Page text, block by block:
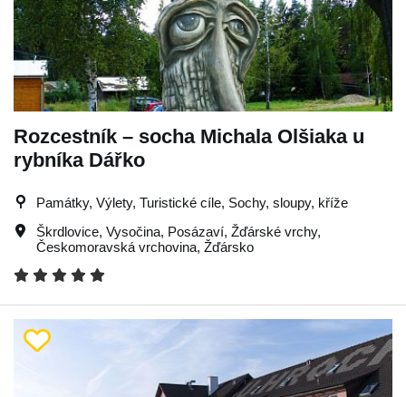
Rozcestník – socha Michala Olšiaka u
rybníka Dářko
Památky, Výlety, Turistické cíle, Sochy, sloupy, kříže
Škrdlovice, Vysočina, Posázaví, Žďárské vrchy,
Českomoravská vrchovina, Žďársko